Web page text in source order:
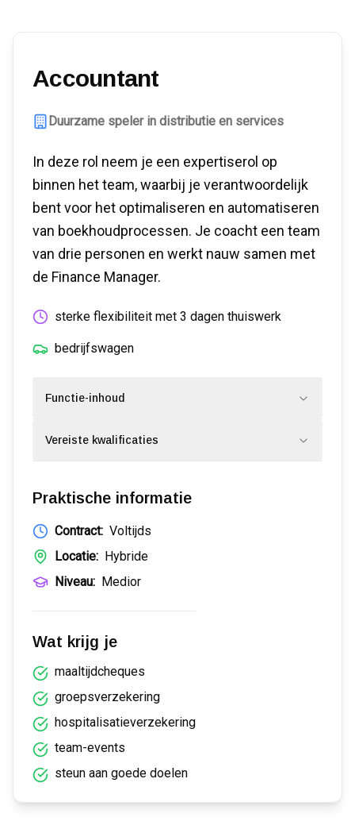
Accountant
Duurzame speler in distributie en services
In deze rol neem je een expertiserol op
binnen het team, waarbij je verantwoordelijk
bent voor het optimaliseren en automatiseren
van boekhoudprocessen. Je coacht een team
van drie personen en werkt nauw samen met
de Finance Manager.
sterke flexibiliteit met 3 dagen thuiswerk
bedrijfswagen
Functie-inhoud
Vereiste kwalificaties
Praktische informatie
Contract: Voltijds
Locatie: Hybride
Niveau: Medior
Wat krijg je
maaltijdcheques
groepsverzekering
hospitalisatieverzekering
team-events
steun aan goede doelen